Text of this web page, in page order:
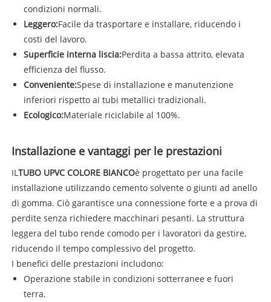
condizioni normali.
Leggero:Facile da trasportare e installare, riducendo i
costi del lavoro.
Superficie interna liscia:Perdita a bassa attrito, elevata
efficienza del flusso.
Conveniente:Spese di installazione e manutenzione
inferiori rispetto ai tubi metallici tradizionali.
Ecologico:Materiale riciclabile al 100%.
Installazione e vantaggi per le prestazioni
IL TUBO UPVC COLORE BIANCOè progettato per una facile
installazione utilizzando cemento solvente o giunti ad anello
di gomma. Ciò garantisce una connessione forte e a prova di
perdite senza richiedere macchinari pesanti. La struttura
leggera del tubo rende comodo per i lavoratori da gestire,
riducendo il tempo complessivo del progetto.
I benefici delle prestazioni includono:
Operazione stabile in condizioni sotterranee e fuori
terra.